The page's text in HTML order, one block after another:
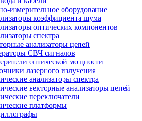
измерительное оборудование
коэффициента шума
оптических компонентов
спектра
анализаторы цепей
СВЧ сигналов
оптической мощности
лазерного излучения
анализаторы спектра
векторные анализаторы цепей
переключатели
платформы